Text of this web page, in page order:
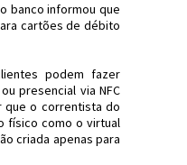
banco informou que
cartões de débito
podem fazer
presencial via NFC
que o correntista do
físico como o virtual
criada apenas para